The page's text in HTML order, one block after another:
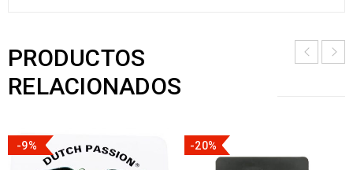
PRODUCTOS
RELACIONADOS
-9% -20%